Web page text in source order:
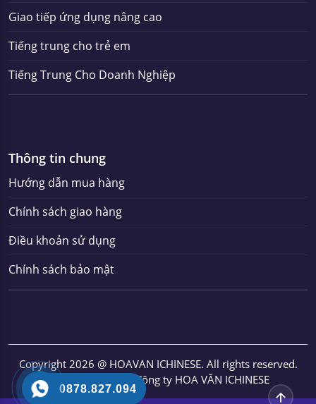
Giao tiếp ứng dụng nâng cao
Tiếng trung cho trẻ em
Tiếng Trung Cho Doanh Nghiệp
Thông tin chung
Hướng dẫn mua hàng
Chính sách giao hàng
Điều khoản sử dụng
Chính sách bảo mật
Copyright 2026 @ HOAVAN ICHINESE. All rights reserved.
Thuộc sở hữu của Công ty HOA VĂN ICHINESE
0878.827.094